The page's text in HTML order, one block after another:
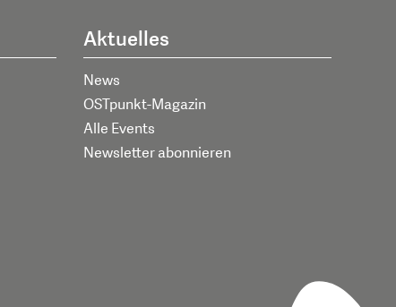
Aktuelles
News
OSTpunkt-Magazin
Alle Events
Newsletter abonnieren